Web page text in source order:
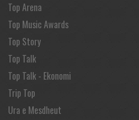
Top Arena
Top Music Awards
Top Story
Top Talk
Top Talk - Ekonomi
Trip Top
Ura e Mesdheut